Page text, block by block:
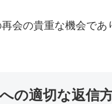
会の貴重な機会で
の適切な返信